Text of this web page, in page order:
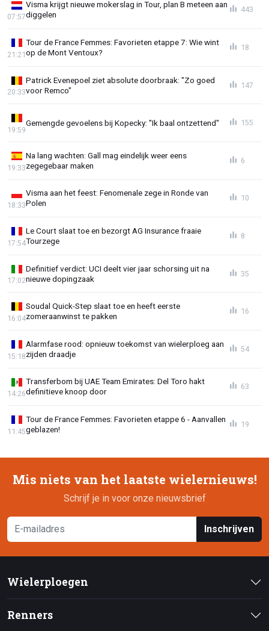
Visma krijgt nieuwe mokerslag in Tour, plan B meteen aan
diggelen
07:57
443
Tour de France Femmes: Favorieten etappe 7: Wie wint
op de Mont Ventoux?
21:21
18
Patrick Evenepoel ziet absolute doorbraak: "Zo goed
voor Remco"
20:33
147
Gemengde gevoelens bij Kopecky: "Ik baal ontzettend"
19:59
155
Na lang wachten: Gall mag eindelijk weer eens
zegegebaar maken
19:33
6
Visma aan het feest: Fenomenale zege in Ronde van
Polen
18:33
10
Le Court slaat toe en bezorgt AG Insurance fraaie
Tourzege
17:54
8
Definitief verdict: UCI deelt vier jaar schorsing uit na
nieuwe dopingzaak
17:02
35
Soudal Quick-Step slaat toe en heeft eerste
zomeraanwinst te pakken
16:04
16
Alarmfase rood: opnieuw toekomst van wielerploeg aan
zijden draadje
15:18
54
Transferbom bij UAE Team Emirates: Del Toro hakt
definitieve knoop door
14:26
63
Tour de France Femmes: Favorieten etappe 6 - Aanvallen
geblazen!
11:45
19
Mis niets van het laatste wielernieuws!
Schrijf je in voor onze nieuwsbrief
Inschrijven
Wielerploegen
Renners